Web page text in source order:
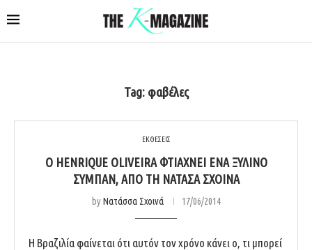
Tag: φαβέλες
ΕΚΘΕΣΕΙΣ
Ο HENRIQUE OLIVEIRA ΦΤΙΆΧΝΕΙ ΈΝΑ ΞΎΛΙΝΟ
ΣΎΜΠΑΝ, ΑΠΌ ΤΗ ΝΑΤΆΣΑ ΣΧΟΙΝΆ
byΝατάσσα Σχοινά 17/06/2014
Η Βραζιλία φαίνεται ότι αυτόν τον χρόνο κάνει ο, τι μπορεί